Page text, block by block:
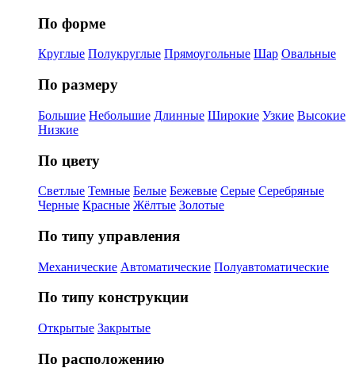
По форме
Круглые Полукруглые Прямоугольные Шар Овальные
По размеру
Большие Небольшие Длинные Широкие Узкие Высокие
Низкие
По цвету
Светлые Темные Белые Бежевые Серые Серебряные
Черные Красные Жёлтые Золотые
По типу управления
Механические Автоматические Полуавтоматические
По типу конструкции
Открытые Закрытые
По расположению